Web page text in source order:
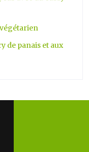
de panais et aux